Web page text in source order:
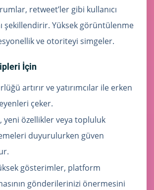
retweet’ler gibi kullanıcı
şekillendirir. Yüksek görüntülenme
ve otoriteyi simgeler.
İçin
artırır ve yatırımcılar ile erken
çeker.
yeni özellikler veya topluluk
duyurulurken güven
gösterimler, platform
gönderilerinizi önermesini